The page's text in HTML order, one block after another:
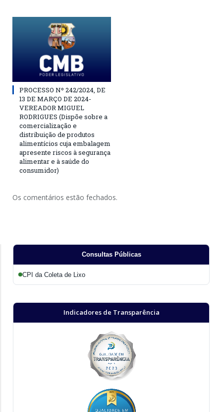
PROCESSO Nº 242/2024, DE
13 DE MARÇO DE 2024-
VEREADOR MIGUEL
RODRIGUES (Dispõe sobre a
comercialização e
distribuição de produtos
alimentícios cuja embalagem
apresente riscos à segurança
alimentar e à saúde do
consumidor)
Os comentários estão fechados.
Consultas Públicas
CPI da Coleta de Lixo
Indicadores de Transparência